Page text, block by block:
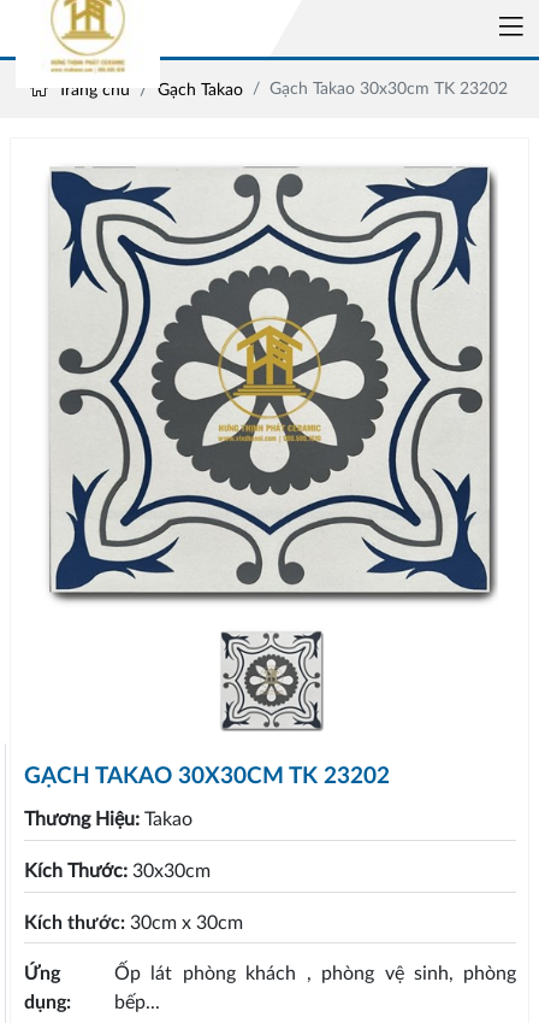
Trang chủ Gạch Takao Gạch Takao 30x30cm TK 23202
GẠCH TAKAO 30X30CM TK 23202
Thương Hiệu: Takao
Kích Thước: 30x30cm
Kích thước: 30cm x 30cm
Ứng
dụng:
Ốp lát phòng khách , phòng vệ sinh, phòng
bếp...